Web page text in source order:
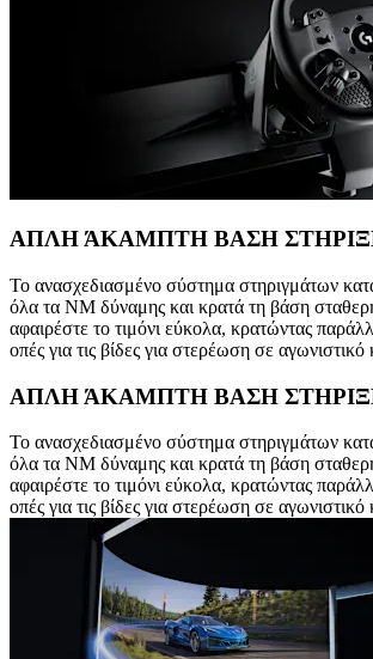
ΑΠΛΗ ΆΚΑΜΠΤΗ ΒΑΣΗ
Το ανασχεδιασμένο σύστημα στηριγμάτων
όλα τα NM δύναμης και κρατά τη βάση
αφαιρέστε το τιμόνι εύκολα, κρατώντας
οπές για τις βίδες για στερέωση σε αγωνιστικό
ΑΠΛΗ ΆΚΑΜΠΤΗ ΒΑΣΗ
Το ανασχεδιασμένο σύστημα στηριγμάτων
όλα τα NM δύναμης και κρατά τη βάση
αφαιρέστε το τιμόνι εύκολα, κρατώντας
οπές για τις βίδες για στερέωση σε αγωνιστικό